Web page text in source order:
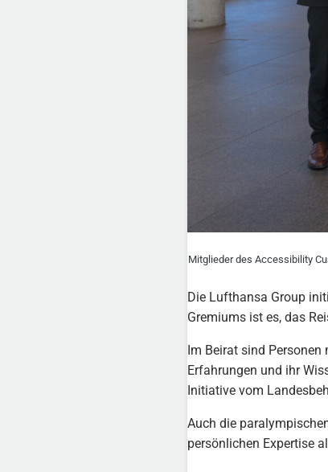
Mitglieder des Accessibility
Die Lufthansa Group
Gremiums ist es, das
Im Beirat sind
Erfahrungen und ihr
Initiative vom
Auch die
persönlichen Expertise